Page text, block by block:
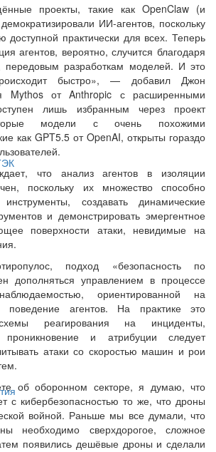
проекты, такие как OpenClaw (и
ИИ-агентов, поскольку
доступной практически для всех. Теперь
агентов, вероятно, случится благодаря
разработкам моделей. И это
быстро», — добавил Джон
Mythos от Anthropic с расширенными
лишь избранным через проект
модели с очень похожими
как GPT5.5 от OpenAI, открыты гораздо
что анализ агентов в изоляции
поскольку их множество способно
создавать динамические
и демонстрировать эмергентное
поверхности атаки, невидимые на
подход «безопасность по
дополняться управлением в процессе
ориентированной на
поведение агентов. На практике это
реагирования на инциденты,
и атрибуции следует
атаки со скоростью машин и рои
об оборонном секторе, я думаю, что
с кибербезопасностью то же, что дроны
войной. Раньше мы все думали, что
необходимо сверхдорогое, сложное
появились дешёвые дроны и сделали